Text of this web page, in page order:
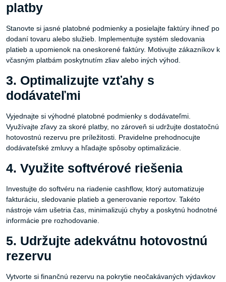
platby
Stanovte si jasné platobné podmienky a posielajte faktúry ihneď po
dodaní tovaru alebo služieb. Implementujte systém sledovania
platieb a upomienok na oneskorené faktúry. Motivujte zákazníkov k
včasným platbám poskytnutím zliav alebo iných výhod.
3. Optimalizujte vzťahy s
dodávateľmi
Vyjednajte si výhodné platobné podmienky s dodávateľmi.
Využívajte zľavy za skoré platby, no zároveň si udržujte dostatočnú
hotovostnú rezervu pre príležitosti. Pravidelne prehodnocujte
dodávateľské zmluvy a hľadajte spôsoby optimalizácie.
4. Využite softvérové riešenia
Investujte do softvéru na riadenie cashflow, ktorý automatizuje
fakturáciu, sledovanie platieb a generovanie reportov. Takéto
nástroje vám ušetria čas, minimalizujú chyby a poskytnú hodnotné
informácie pre rozhodovanie.
5. Udržujte adekvátnu hotovostnú
rezervu
Vytvorte si finančnú rezervu na pokrytie neočakávaných výdavkov